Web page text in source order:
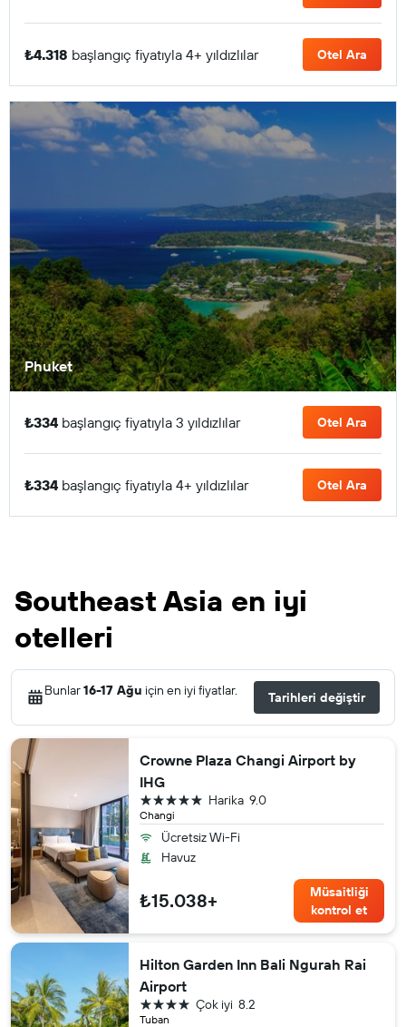
₺4.318 başlangıç fiyatıyla 4+ yıldızlılar Otel Ara
Phuket
₺334 başlangıç fiyatıyla 3 yıldızlılar Otel Ara
₺334 başlangıç fiyatıyla 4+ yıldızlılar Otel Ara
Southeast Asia en iyi
otelleri
Bunlar16-17 Ağu için en iyi fiyatlar. Tarihleri değiştir
Crowne Plaza Changi Airport by
IHG
Changi
9.0
Harika
5 yıldız
Ücretsiz Wi-Fi
Havuz
₺15.038+
Müsaitliği
kontrol et
Hilton Garden Inn Bali Ngurah Rai
Airport
Tuban
8.2
Çok iyi
4 yıldız